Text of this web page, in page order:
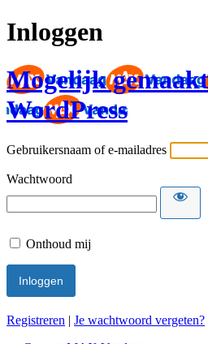
Inloggen
Mogelijk
WordPress
Gebruikersnaam of e-mailadres
Wachtwoord
Onthoud mij
Registreren | Je wachtwoord vergeten?